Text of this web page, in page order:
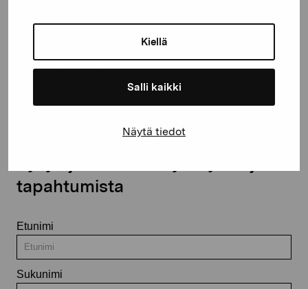
Kiellä
Salli kaikki
Näytä tiedot
tapahtumista
Etunimi
Sukunimi